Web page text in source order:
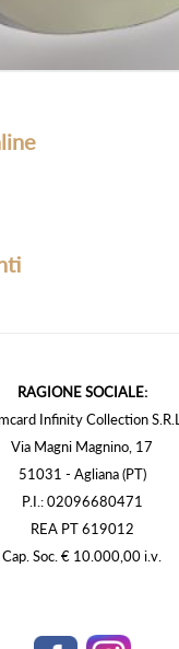
RAGIONE SOCIALE:
Infinity Collection S.R.L.
Via Magni Magnino, 17
51031 - Agliana (PT)
P.I.: 02096680471
REA PT 619012
Cap. Soc. € 10.000,00 i.v.